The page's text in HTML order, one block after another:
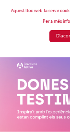
Aquest lloc web fa servir
Per a més